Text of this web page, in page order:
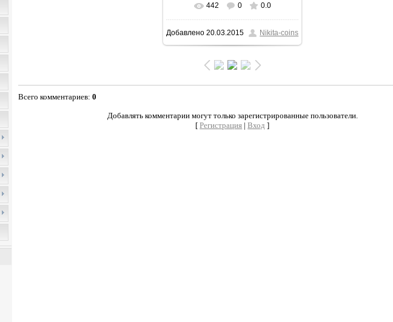
В реальном размере
1213x1600/ 379.6Kb
442 0 0.0
Добавлено 20.03.2015 Nikita-coins
Всего комментариев:0
Добавлять комментарии могут только зарегистрированные пользователи.
[Регистрация |Вход ]